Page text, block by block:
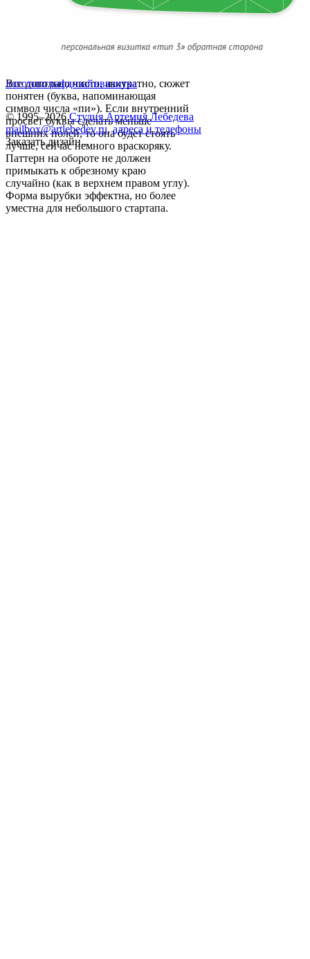
Все довольно чисто, аккуратно, сюжет
понятен (буква, напоминающая
символ числа «пи»). Если внутренний
просвет буквы сделать меньше
внешних полей, то она будет стоять
лучше, сейчас немного враскоряку.
Паттерн на обороте не должен
примыкать к обрезному краю
случайно (как в верхнем правом углу).
Форма вырубки эффектна, но более
уместна для небольшого стартапа.
логотипграфдизайнвизитка
© 1995–2026 Студия Артемия Лебедева
mailbox@artlebedev.ru, адреса и телефоны
Заказать дизайн...